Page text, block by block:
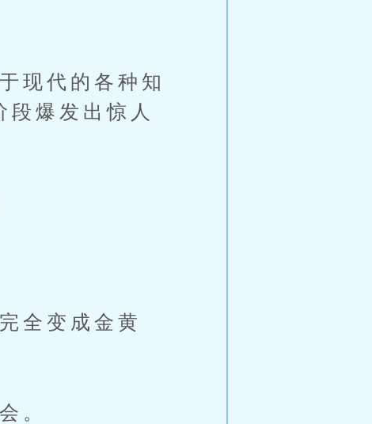
现代的各种知
爆发出惊人
全变成金黄
。